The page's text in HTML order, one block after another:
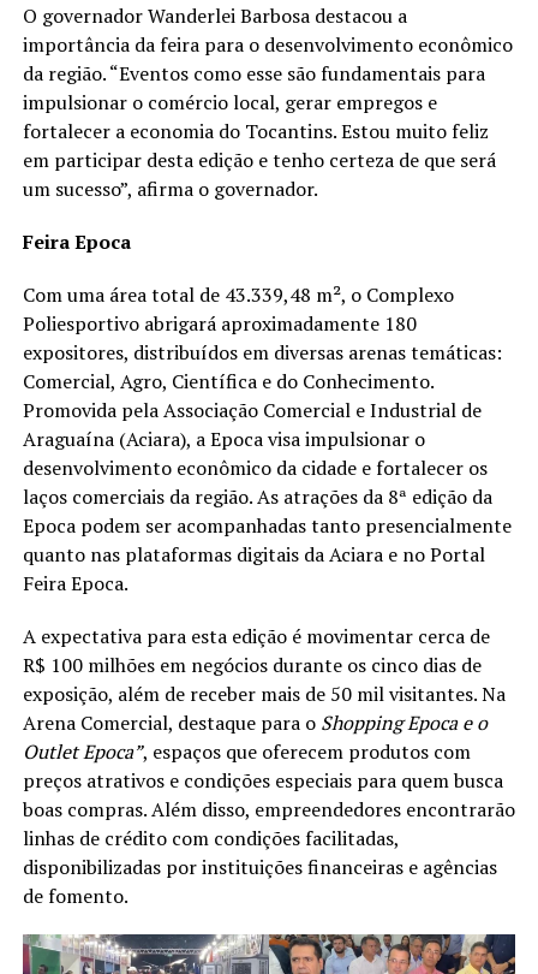
O governador Wanderlei Barbosa destacou a
importância da feira para o desenvolvimento econômico
da região. “Eventos como esse são fundamentais para
impulsionar o comércio local, gerar empregos e
fortalecer a economia do Tocantins. Estou muito feliz
em participar desta edição e tenho certeza de que será
um sucesso”, afirma o governador.
Feira Epoca
Com uma área total de 43.339,48 m², o Complexo
Poliesportivo abrigará aproximadamente 180
expositores, distribuídos em diversas arenas temáticas:
Comercial, Agro, Científica e do Conhecimento.
Promovida pela Associação Comercial e Industrial de
Araguaína (Aciara), a Epoca visa impulsionar o
desenvolvimento econômico da cidade e fortalecer os
laços comerciais da região. As atrações da 8ª edição da
Epoca podem ser acompanhadas tanto presencialmente
quanto nas plataformas digitais da Aciara e no Portal
Feira Epoca.
A expectativa para esta edição é movimentar cerca de
R$ 100 milhões em negócios durante os cinco dias de
exposição, além de receber mais de 50 mil visitantes. Na
Arena Comercial, destaque para o Shopping Epoca e o
Outlet Epoca”, espaços que oferecem produtos com
preços atrativos e condições especiais para quem busca
boas compras. Além disso, empreendedores encontrarão
linhas de crédito com condições facilitadas,
disponibilizadas por instituições financeiras e agências
de fomento.